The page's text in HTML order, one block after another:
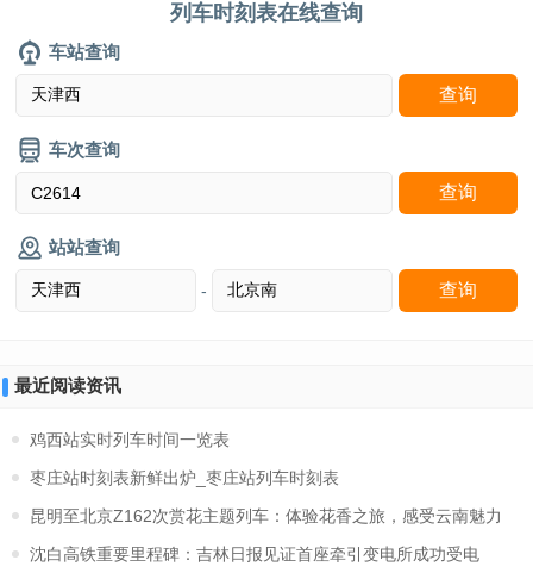
列车时刻表在线查询
车站查询
车次查询
站站查询
-
最近阅读资讯
鸡西站实时列车时间一览表
枣庄站时刻表新鲜出炉_枣庄站列车时刻表
昆明至北京Z162次赏花主题列车：体验花香之旅，感受云南魅力
沈白高铁重要里程碑：吉林日报见证首座牵引变电所成功受电